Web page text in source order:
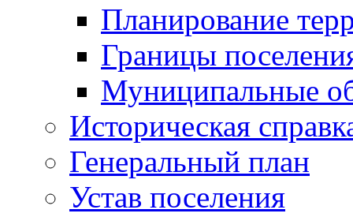
Планирование
Границы
Муниципальные
Историческая
Генеральный план
Устав поселения